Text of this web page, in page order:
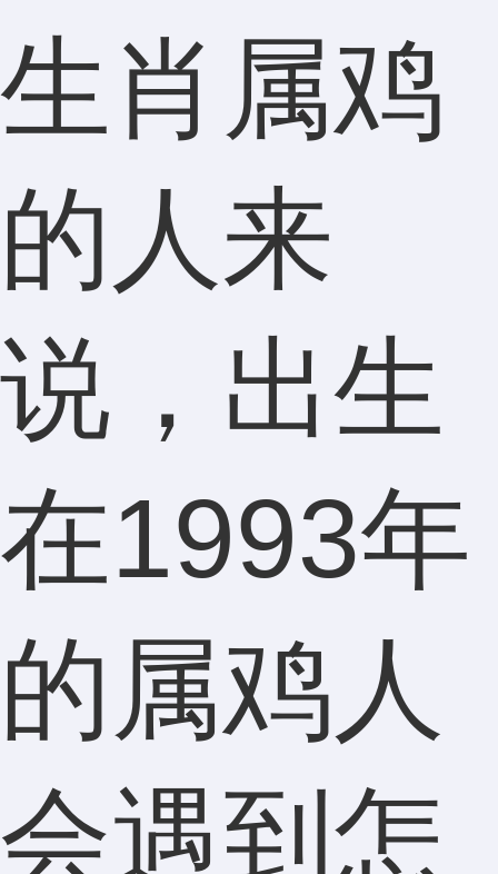
生肖属鸡
的人来
说，出生
在1993年
的属鸡人
会遇到怎